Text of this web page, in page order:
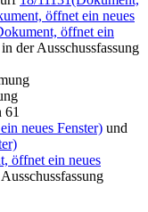
öffnet ein neues
öffnet ein
der Ausschussfassung
61
neues Fenster) und
öffnet ein neues